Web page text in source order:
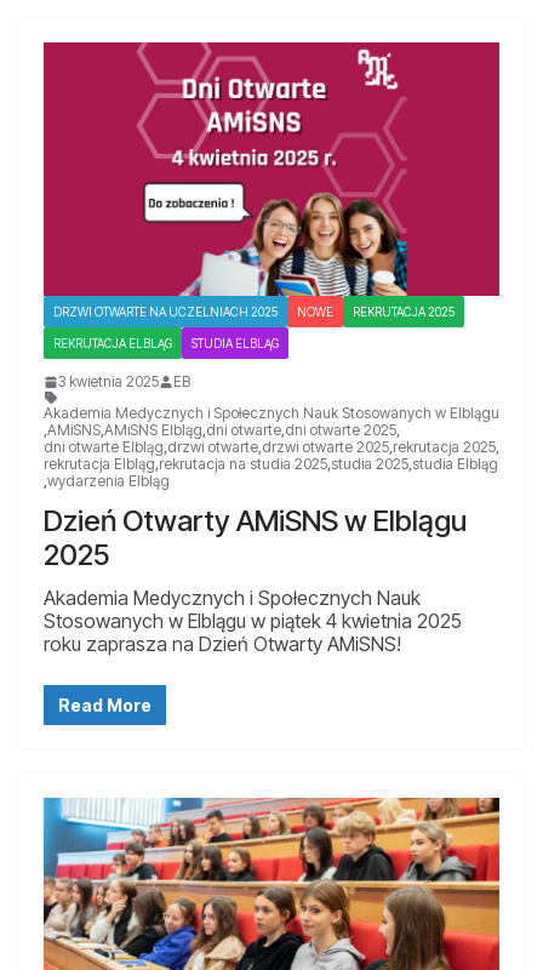
DRZWI OTWARTE NA UCZELNIACH 2025 NOWE REKRUTACJA 2025
REKRUTACJA ELBLĄG STUDIA ELBLĄG
3 kwietnia 2025
EB
Akademia Medycznych i Społecznych Nauk Stosowanych w Elblągu
AMiSNS AMiSNS Elbląg dni otwarte dni otwarte 2025
dni otwarte Elbląg drzwi otwarte drzwi otwarte 2025 rekrutacja 2025
rekrutacja Elbląg rekrutacja na studia 2025 studia 2025 studia Elbląg
wydarzenia Elbląg
Dzień Otwarty AMiSNS w Elblągu
2025
Akademia Medycznych i Społecznych Nauk
Stosowanych w Elblągu w piątek 4 kwietnia 2025
roku zaprasza na Dzień Otwarty AMiSNS!
Read More